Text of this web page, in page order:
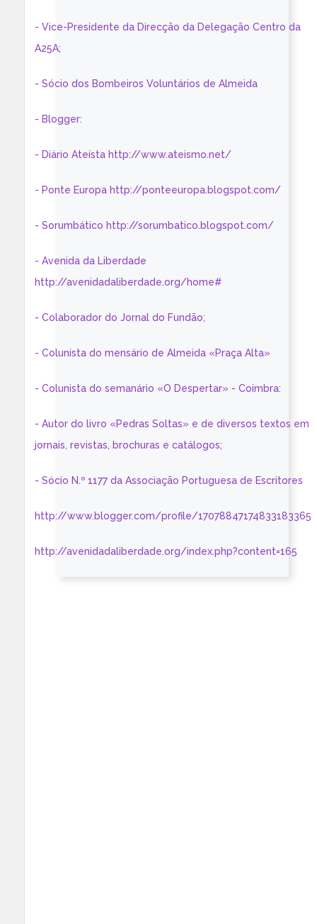
- Vice-Presidente da Direcção da Delegação Centro da
A25A;
- Sócio dos Bombeiros Voluntários de Almeida
- Blogger:
- Diário Ateísta http://www.ateismo.net/
- Ponte Europa http://ponteeuropa.blogspot.com/
- Sorumbático http://sorumbatico.blogspot.com/
- Avenida da Liberdade
http://avenidadaliberdade.org/home#
- Colaborador do Jornal do Fundão;
- Colunista do mensário de Almeida «Praça Alta»
- Colunista do semanário «O Despertar» - Coimbra:
- Autor do livro «Pedras Soltas» e de diversos textos em
jornais, revistas, brochuras e catálogos;
- Sócio N.º 1177 da Associação Portuguesa de Escritores
http://www.blogger.com/profile/17078847174833183365
http://avenidadaliberdade.org/index.php?content=165